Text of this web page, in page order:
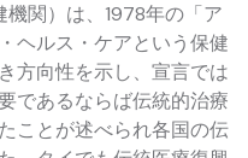
関）は、1978年の「ア
ヘルス・ケアという保健
方向性を示し、宣言では
であるならば伝統的治療
ことが述べられ各国の伝